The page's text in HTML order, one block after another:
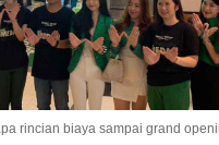
rincian biaya sampai grand